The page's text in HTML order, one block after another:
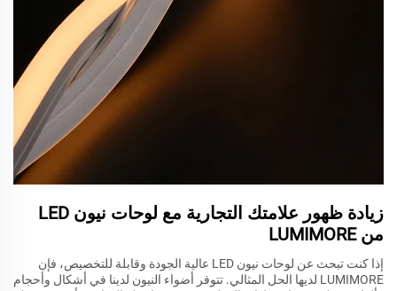
زيادة ظهور علامتك التجارية مع لوحات نيون LED
من LUMIMORE
إذا كنت تبحث عن لوحات نيون LED عالية الجودة وقابلة للتخصيص، فإن
LUMIMORE لديها الحل المثالي. تتوفر أضواء النيون لدينا في أشكال وأحجام